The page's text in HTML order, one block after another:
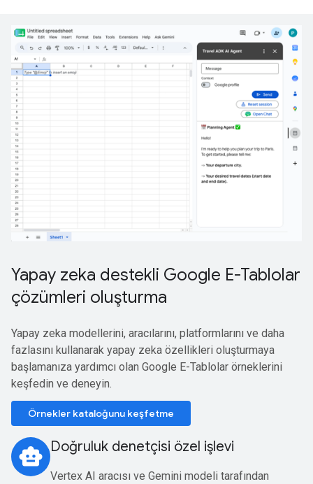
Yapay zeka destekli Google E-Tablolar
çözümleri oluşturma
Yapay zeka modellerini, aracılarını, platformlarını ve daha
fazlasını kullanarak yapay zeka özellikleri oluşturmaya
başlamanıza yardımcı olan Google E-Tablolar örneklerini
keşfedin ve deneyin.
Örnekler kataloğunu keşfetme
smart_toy Doğruluk denetçisi özel işlevi
Vertex AI aracısı ve Gemini modeli tarafından